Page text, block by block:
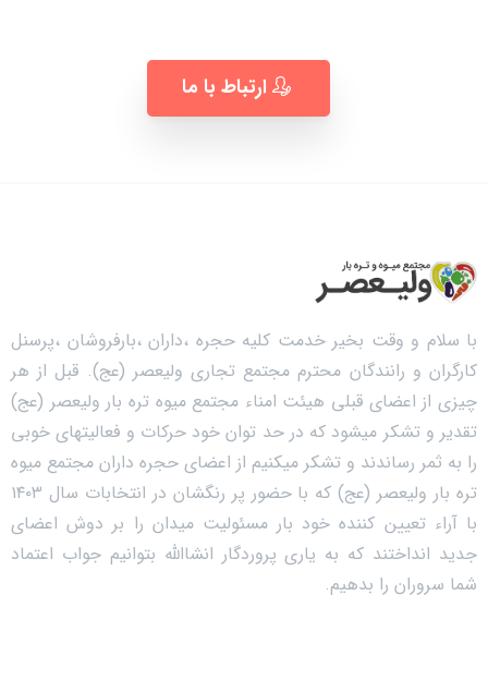
ارتباط با ما
با سلام و وقت بخیر خدمت کلیه حجره ،داران ،بارفروشان ،پرسنل
کارگران و رانندگان محترم مجتمع تجاری ولیعصر (عج). قبل از هر
چیزی از اعضای قبلی هیئت امناء مجتمع میوه تره بار ولیعصر (عج)
تقدیر و تشکر میشود که در حد توان خود حرکات و فعالیتهای خوبی
را به ثمر رساندند و تشکر میکنیم از اعضای حجره داران مجتمع میوه
تره بار ولیعصر (عج) که با حضور پر رنگشان در انتخابات سال ۱۴۰۳
با آراء تعیین کننده خود بار مسئولیت میدان را بر دوش اعضای
جدید انداختند که به یاری پروردگار انشاالله بتوانیم جواب اعتماد
شما سروران را بدهیم.